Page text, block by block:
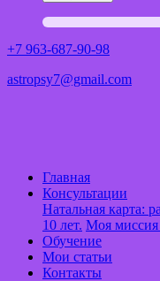
+7 963-687-90-98
astropsy7@gmail.com
Главная
Консультации
Натальная карта:
10 лет. Моя миссия
Обучение
Мои статьи
Контакты